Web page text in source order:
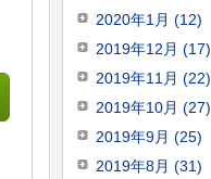
2020年1月 (12)
2019年12月 (17)
2019年11月 (22)
2019年10月 (27)
2019年9月 (25)
2019年8月 (31)